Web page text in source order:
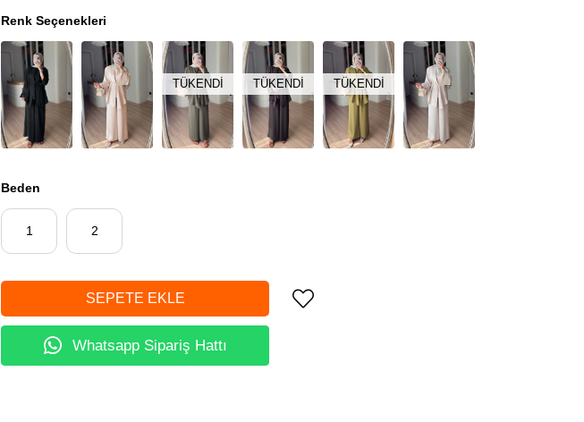
Renk Seçenekleri
TÜKENDI TÜKENDI TÜKENDI
Beden
1 2
Whatsapp Sipariş Hattı